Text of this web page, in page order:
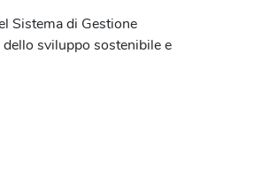
Sistema di Gestione
sviluppo sostenibile e